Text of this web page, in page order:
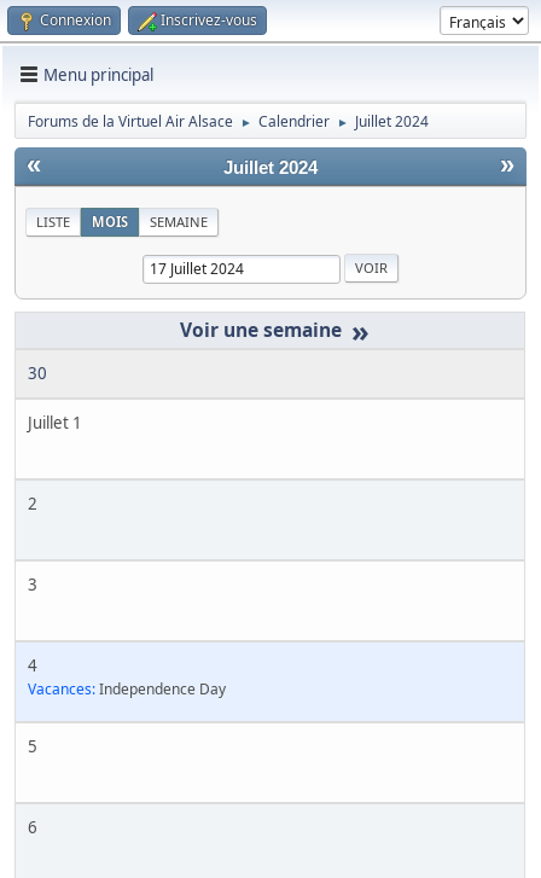
Connexion Inscrivez-vous
Menu principal
Forums de la Virtuel Air Alsace ► Calendrier ► Juillet 2024
« »
Juillet 2024
LISTE MOIS SEMAINE
»
30
Juillet 1
2
3
4
Vacances:Independence Day
5
6